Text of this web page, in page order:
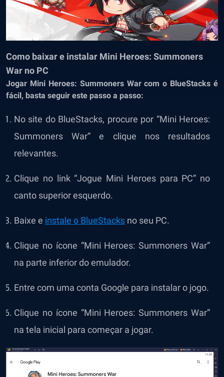
Como baixar e instalar Mini Heroes: Summoners
War no PC
Jogar Mini Heroes: Summoners War com o BlueStacks é
fácil, basta seguir este passo a passo:
No site do BlueStacks, procure por “Mini Heroes:
Summoners War” e clique nos resultados
relevantes.
Clique no link “Jogue Mini Heroes para PC” no
canto superior esquerdo.
Baixe e instale o BlueStacks no seu PC.
Clique no ícone “Mini Heroes: Summoners War”
na parte inferior do emulador.
Entre com uma conta Google para instalar o jogo.
Clique no ícone “Mini Heroes: Summoners War”
na tela inicial para começar a jogar.